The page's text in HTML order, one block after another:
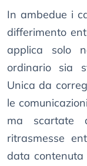
In ambedue i
differimento
applica solo
ordinario sia
Unica da
le
ma scartate
ritrasmesse
data contenuta